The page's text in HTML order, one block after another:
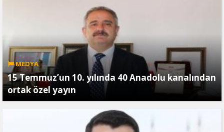
MEDYA
15 Temmuz’un 10. yılında 40 Anadolu kanalından
ortak özel yayın